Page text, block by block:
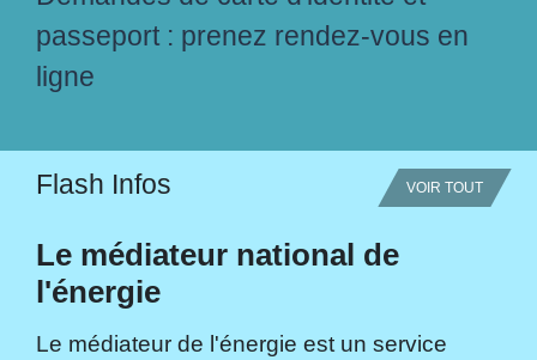
passeport : prenez rendez-vous en
ligne
Flash Infos VOIR TOUT
Le médiateur national de
l'énergie
Le médiateur de l'énergie est un service